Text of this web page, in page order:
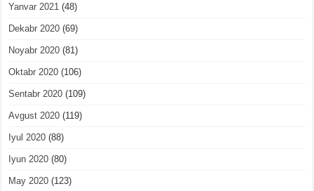
Yanvar 2021 (48)
Dekabr 2020 (69)
Noyabr 2020 (81)
Oktabr 2020 (106)
Sentabr 2020 (109)
Avgust 2020 (119)
Iyul 2020 (88)
Iyun 2020 (80)
May 2020 (123)